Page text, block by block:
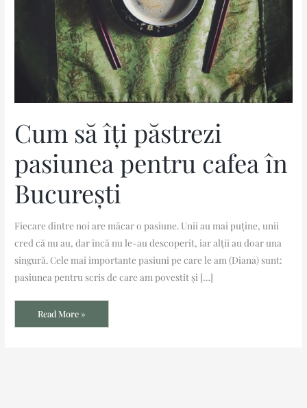
Cum să îți păstrezi
pasiunea pentru cafea în
București
Fiecare dintre noi are măcar o pasiune. Unii au mai puține, unii
cred că nu au, dar încă nu le-au descoperit, iar alții au doar una
singură. Cele mai importante pasiuni pe care le am (Diana) sunt:
pasiunea pentru scris de care am povestit și […]
Read More »